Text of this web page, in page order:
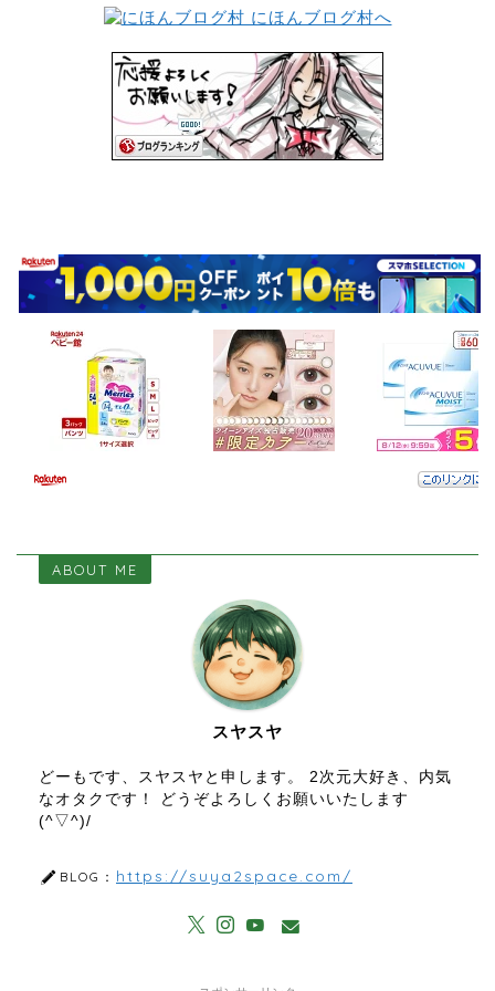
ABOUT ME
スヤスヤ
どーもです、スヤスヤと申します。 2次元大好き、内気
なオタクです！ どうぞよろしくお願いいたします
(^▽^)/
BLOG： https://suya2space.com/